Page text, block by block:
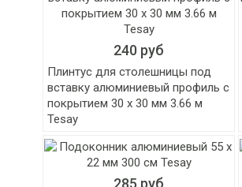
240 руб
Плинтус для столешницы под
вставку алюминиевый профиль с
покрытием 30 х 30 мм 3.66 м
Tesay
285 руб